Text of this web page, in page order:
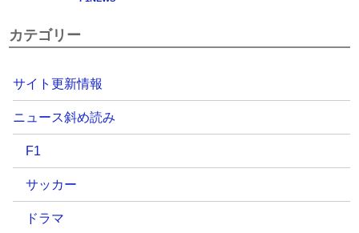
カテゴリー
サイト更新情報
ニュース斜め読み
F1
サッカー
ドラマ